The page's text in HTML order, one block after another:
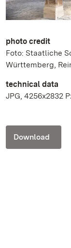
photo credit
Foto: Staatliche
Württemberg,
technical data
JPG, 4256x2832
Download